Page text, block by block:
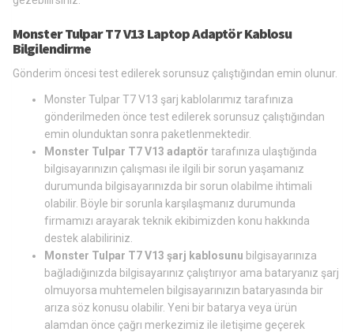
Monster Tulpar T7 V13 Laptop Adaptör Kablosu
Bilgilendirme
Gönderim öncesi test edilerek sorunsuz çalıştığından emin olunur.
Monster Tulpar T7 V13 şarj kablolarımız tarafınıza
gönderilmeden önce test edilerek sorunsuz çalıştığından
emin olunduktan sonra paketlenmektedir.
Monster Tulpar T7 V13 adaptör tarafınıza ulaştığında
bilgisayarınızın çalışması ile ilgili bir sorun yaşamanız
durumunda bilgisayarınızda bir sorun olabilme ihtimali
olabilir. Böyle bir sorunla karşılaşmanız durumunda
firmamızı arayarak teknik ekibimizden konu hakkında
destek alabiliriniz.
Monster Tulpar T7 V13 şarj kablosunu bilgisayarınıza
bağladığınızda bilgisayarınız çalıştırıyor ama bataryanız şarj
olmuyorsa muhtemelen bilgisayarınızın bataryasında bir
arıza söz konusu olabilir. Yeni bir batarya veya ürün
alamdan önce çağrı merkezimiz ile iletişime geçerek